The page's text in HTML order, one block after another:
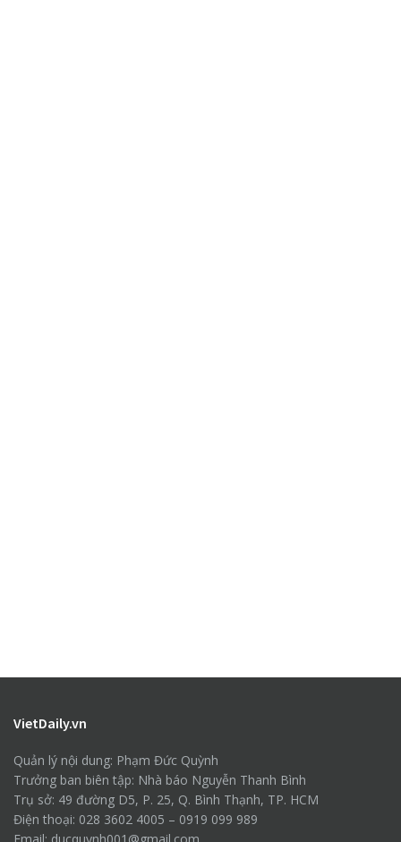
VietDaily.vn
Quản lý nội dung: Phạm Đức Quỳnh
Trưởng ban biên tập: Nhà báo Nguyễn Thanh Bình
Trụ sở: 49 đường D5, P. 25, Q. Bình Thạnh, TP. HCM
Điện thoại: 028 3602 4005 – 0919 099 989